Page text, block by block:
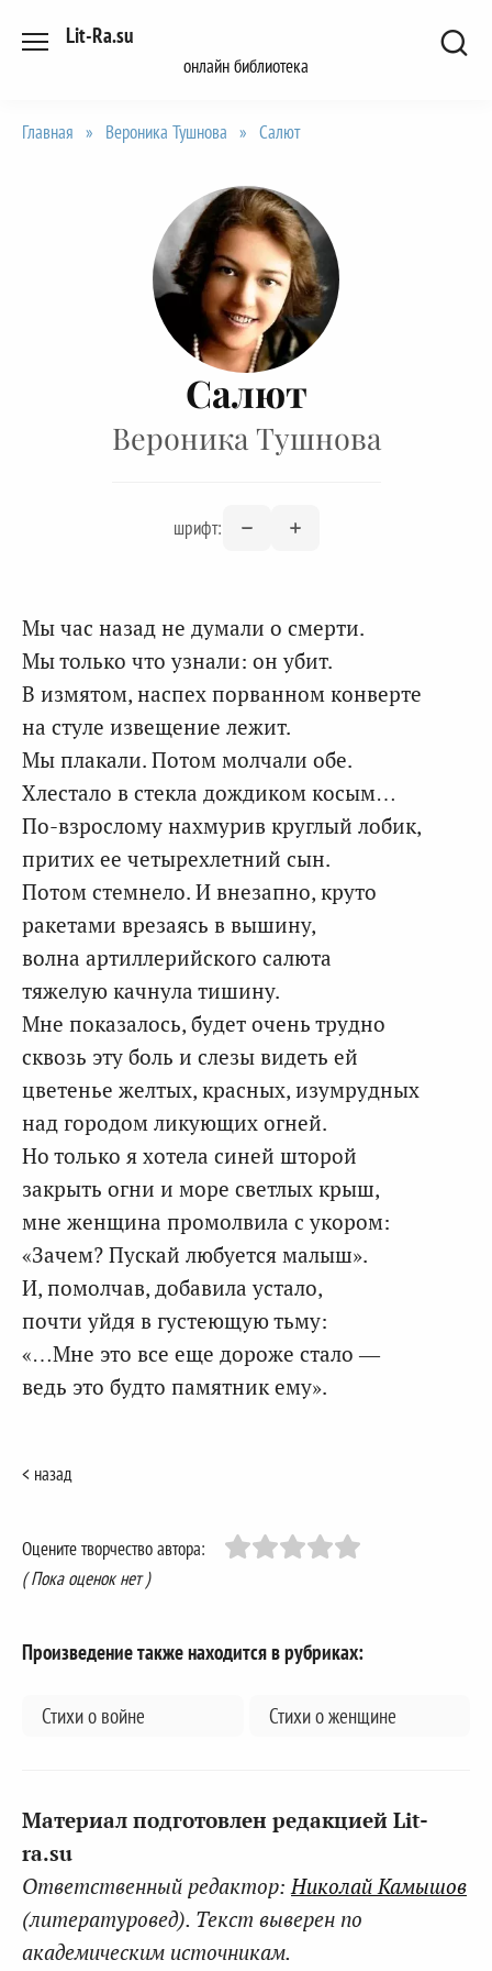
Lit-Ra.su
онлайн библиотека
Главная » Вероника Тушнова » Салют
Салют
Вероника Тушнова
шрифт:
Мы час назад не думали о смерти.
Мы только что узнали: он убит.
В измятом, наспех порванном конверте
на стуле извещение лежит.
Мы плакали. Потом молчали обе.
Хлестало в стекла дождиком косым…
По-взрослому нахмурив круглый лобик,
притих ее четырехлетний сын.
Потом стемнело. И внезапно, круто
ракетами врезаясь в вышину,
волна артиллерийского салюта
тяжелую качнула тишину.
Мне показалось, будет очень трудно
сквозь эту боль и слезы видеть ей
цветенье желтых, красных, изумрудных
над городом ликующих огней.
Но только я хотела синей шторой
закрыть огни и море светлых крыш,
мне женщина промолвила с укором:
«Зачем? Пускай любуется малыш».
И, помолчав, добавила устало,
почти уйдя в густеющую тьму:
«…Мне это все еще дороже стало —
ведь это будто памятник ему».
< назад
Оцените творчество автора:
( Пока оценок нет )
Произведение также находится в рубриках:
Стихи о войне Стихи о женщине
Материал подготовлен редакцией Lit-
ra.su
Ответственный редактор:Николай Камышов
(литературовед). Текст выверен по
академическим источникам.